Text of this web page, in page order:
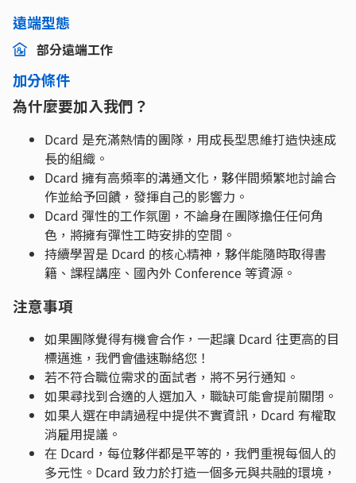
遠端型態
部分遠端工作
加分條件
為什麼要加入我們？
Dcard 是充滿熱情的團隊，用成長型思維打造快速成
長的組織。
Dcard 擁有高頻率的溝通文化，夥伴間頻繁地討論合
作並給予回饋，發揮自己的影響力。
Dcard 彈性的工作氛圍，不論身在團隊擔任任何角
色，將擁有彈性工時安排的空間。
持續學習是 Dcard 的核心精神，夥伴能隨時取得書
籍、課程講座、國內外 Conference 等資源。
注意事項
如果團隊覺得有機會合作，一起讓 Dcard 往更高的目
標邁進，我們會儘速聯絡您！
若不符合職位需求的面試者，將不另行通知。
如果尋找到合適的人選加入，職缺可能會提前關閉。
如果人選在申請過程中提供不實資訊，Dcard 有權取
消雇用提議。
在 Dcard，每位夥伴都是平等的，我們重視每個人的
多元性。Dcard 致力於打造一個多元與共融的環境，